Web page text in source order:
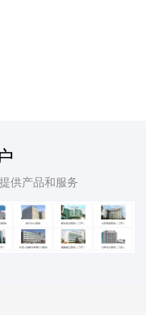
供产品和服务